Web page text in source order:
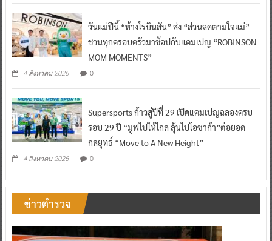
วันแม่ปีนี้ “ห้างโรบินสัน” ส่ง “ส่วนลดตามใจแม่”
ชวนทุกครอบครัวมาช้อปกับแคมเปญ “ROBINSON
MOM MOMENTS”
4 สิงหาคม 2026 0
Supersports ก้าวสู่ปีที่ 29 เปิดแคมเปญฉลองครบ
รอบ 29 ปี “มูฟไปให้ไกล ลุ้นไปโอซาก้า”ต่อยอด
กลยุทธ์ “Move to A New Height”
4 สิงหาคม 2026 0
ข่าวตำรวจ